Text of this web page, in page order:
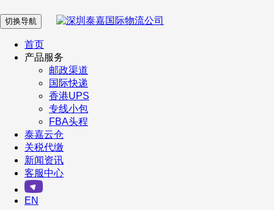
在 线 客 服
企业微信
订阅号
客户服务热线
400-098-5699
切换导航
首页
产品服务
邮政渠道
国际快递
香港UPS
专线小包
FBA头程
泰嘉云仓
关税代缴
新闻资讯
客服中心
EN